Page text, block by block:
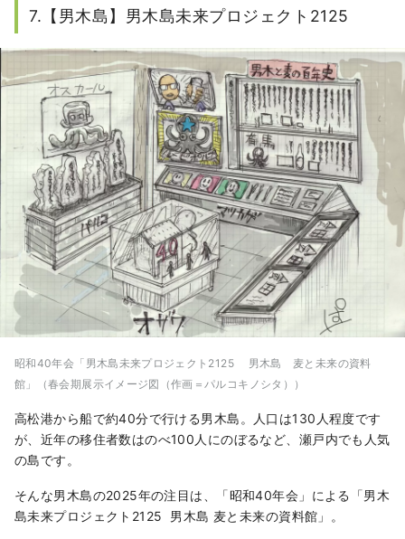
7.【男木島】男木島未来プロジェクト2125
昭和40年会「男木島未来プロジェクト2125 男木島 麦と未来の資料
館」（春会期展示イメージ図（作画＝パルコキノシタ））
高松港から船で約40分で行ける男木島。人口は130人程度です
が、近年の移住者数はのべ100人にのぼるなど、瀬戸内でも人気
の島です。
そんな男木島の2025年の注目は、「昭和40年会」による「男木
島未来プロジェクト2125 男木島 麦と未来の資料館」。